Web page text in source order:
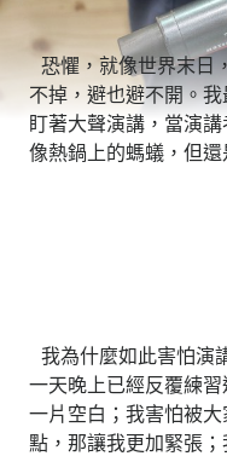
恐懼，就像世界末日
不掉，避也避不開。
盯著大聲演講，當演
像熱鍋上的螞蟻，但還
我為什麼如此害怕演
一天晚上已經反覆練
一片空白；我害怕被
點，那讓我更加緊張